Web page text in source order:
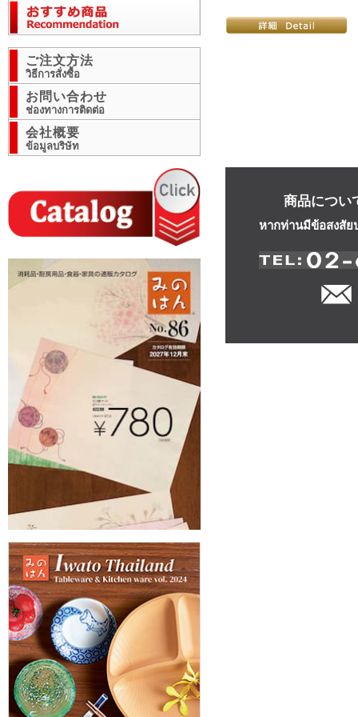
ご注文方法
วิธีการสั่งซื้อ
お問い合わせ
ช่องทางการติดต่อ
会社概要
ข้อมูลบริษัท
商品につい
หากท่านมีข้อสงสัย